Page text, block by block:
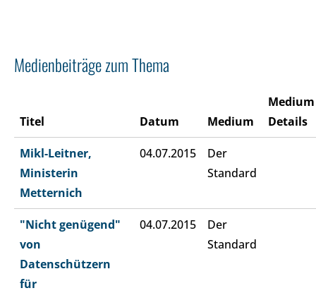
Medienbeiträge zum Thema
Titel Datum Medium
Medium
Details
Mikl-Leitner,
Ministerin
Metternich
04.07.2015
Der
Standard
"Nicht genügend"
von
Datenschützern
für
04.07.2015
Der
Standard